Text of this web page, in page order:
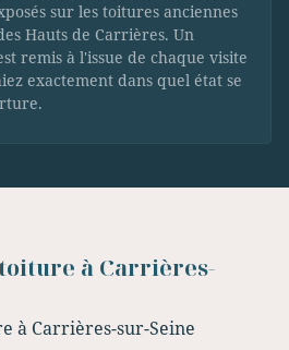
sur les toitures anciennes
Hauts de Carrières. Un
remis à l'issue de chaque visite
exactement dans quel état se
à Carrières-
à Carrières-sur-Seine